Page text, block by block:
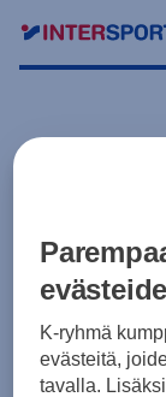
K-ryhmä
evästeitä,
tavalla.